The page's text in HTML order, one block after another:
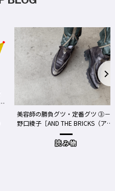
美容師の勝負グツ・定番グツ ③－
野口綾子［AND THE BRICKS（アン
ドザブリックス）／神奈川県鎌倉
読み物